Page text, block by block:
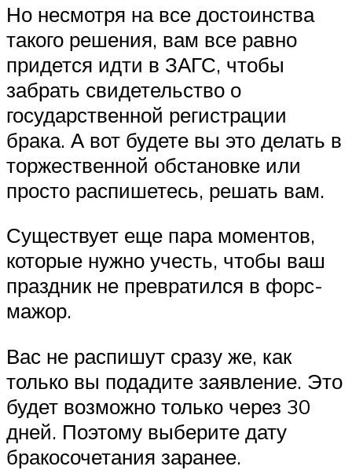
Но несмотря на все достоинства
такого решения, вам все равно
придется идти в ЗАГС, чтобы
забрать свидетельство о
государственной регистрации
брака. А вот будете вы это делать в
торжественной обстановке или
просто распишетесь, решать вам.
Существует еще пара моментов,
которые нужно учесть, чтобы ваш
праздник не превратился в форс-
мажор.
Вас не распишут сразу же, как
только вы подадите заявление. Это
будет возможно только через 30
дней. Поэтому выберите дату
бракосочетания заранее.